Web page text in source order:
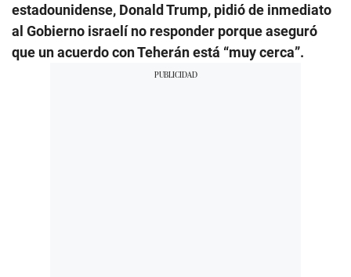
estadounidense, Donald Trump, pidió de inmediato
al Gobierno israelí no responder porque aseguró
que un acuerdo con Teherán está “muy cerca”.